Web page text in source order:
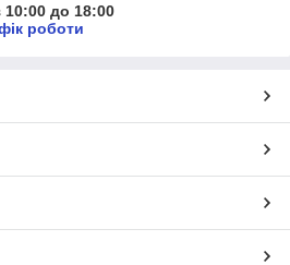
10:00 до 18:00
роботи